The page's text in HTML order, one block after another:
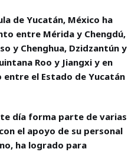
de Yucatán, México ha
entre Mérida y Chengdú,
y Chenghua, Dzidzantún y
Roo y Jiangxi y en
el Estado de Yucatán
día forma parte de varias
el apoyo de su personal
ha logrado para